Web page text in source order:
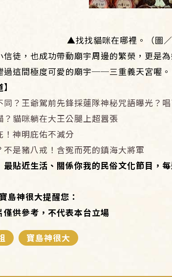
▲找找貓咪在哪裡。（圖
信徒，也成功帶動廟宇周邊的繁榮，更是
過這間極度可愛的廟宇──三重義天宮喔。
同？王爺駕前先鋒採蓮隊神秘咒語曝光？
？貓咪躺在大王公腿上超囂張
！神明庇佑不減分
不是豬八戒！含冤而死的鎮海大將軍
最貼近生活、關係你我的民俗文化節目，
寶島神很大提醒您：
僅供參考，不代表本台立場
寶島神很大